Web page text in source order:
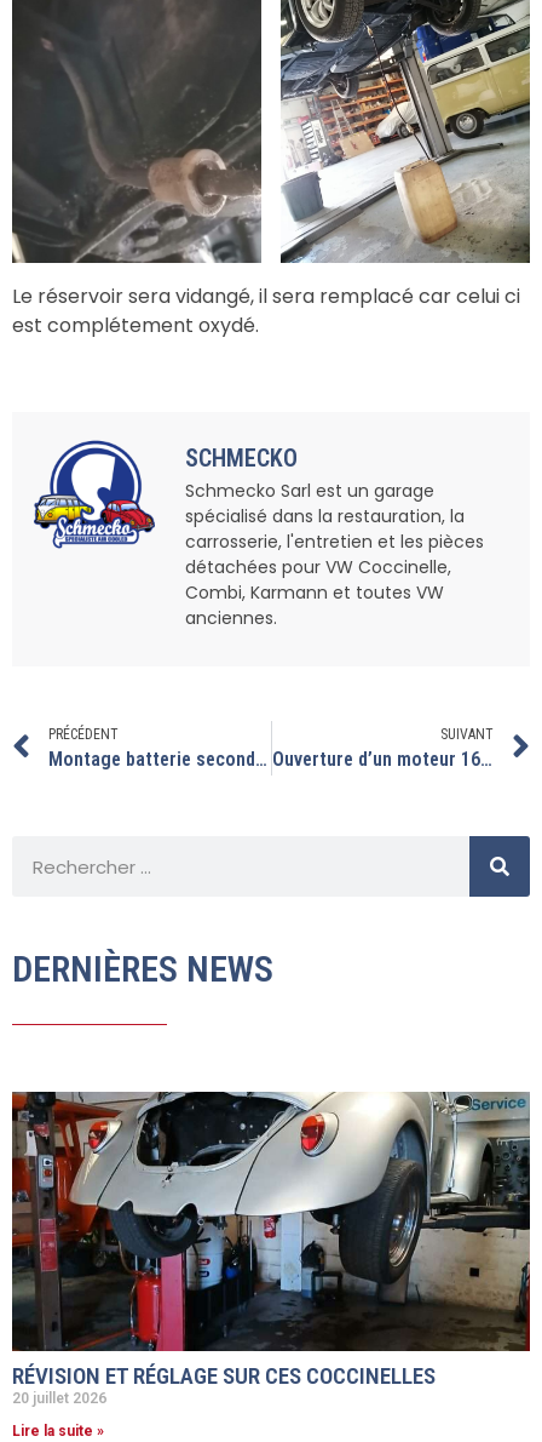
Le réservoir sera vidangé, il sera remplacé car celui ci
est complétement oxydé.
SCHMECKO
Schmecko Sarl est un garage
spécialisé dans la restauration, la
carrosserie, l'entretien et les pièces
détachées pour VW Coccinelle,
Combi, Karmann et toutes VW
anciennes.
PRÉCÉDENT
Montage batterie secondaire sur ce combi bay window
SUIVANT
Ouverture d’un moteur 1600 qui claque.
DERNIÈRES NEWS
RÉVISION ET RÉGLAGE SUR CES COCCINELLES
20 juillet 2026
Lire la suite »